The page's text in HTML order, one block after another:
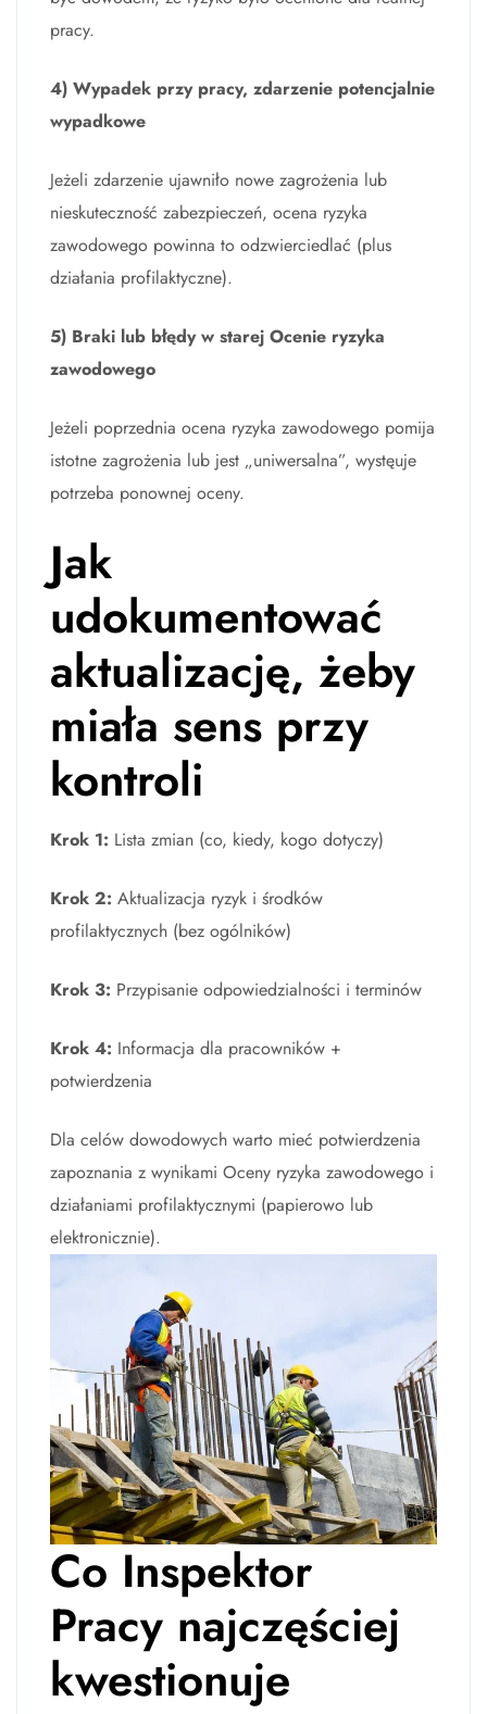
pracy.
4) Wypadek przy pracy, zdarzenie potencjalnie
wypadkowe
Jeżeli zdarzenie ujawniło nowe zagrożenia lub
nieskuteczność zabezpieczeń, ocena ryzyka
zawodowego powinna to odzwierciedlać (plus
działania profilaktyczne).
5) Braki lub błędy w starej Ocenie ryzyka
zawodowego
Jeżeli poprzednia ocena ryzyka zawodowego pomija
istotne zagrożenia lub jest „uniwersalna”, wystęuje
potrzeba ponownej oceny.
Jak
udokumentować
aktualizację, żeby
miała sens przy
kontroli
Krok 1: Lista zmian (co, kiedy, kogo dotyczy)
Krok 2: Aktualizacja ryzyk i środków
profilaktycznych (bez ogólników)
Krok 3: Przypisanie odpowiedzialności i terminów
Krok 4: Informacja dla pracowników +
potwierdzenia
Dla celów dowodowych warto mieć potwierdzenia
zapoznania z wynikami Oceny ryzyka zawodowego i
działaniami profilaktycznymi (papierowo lub
elektronicznie).
Co Inspektor
Pracy najczęściej
kwestionuje